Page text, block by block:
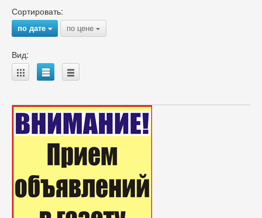
Сортировать:
по дате{ по цене {
Вид:
A B C